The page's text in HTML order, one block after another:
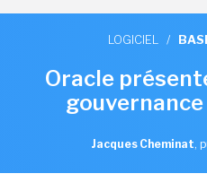
LOGICIEL /
Oracle
Jacques Cheminat,